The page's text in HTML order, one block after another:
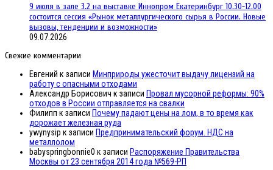
9 июля в зале 3.2 на выставке Иннопром Екатеринбург 10.30-12.00
состоится сессия «Рынок металлургического сырья в России. Новые
вызовы, тенденции и возможности»
09.07.2026
Свежие комментарии
Евгений к записи Минприроды ужесточит выдачу лицензий на
работу с опасными отходами
Александр Борисович к записи Провал мусорной реформы: 90%
отходов в России отправляется на свалки
Филипп к записи Почему падают цены на лом, в то время как
дорожает железная руда
ywynysip к записи Предпринимательский форум. НДС на
металлолом
babyspringbonnie0 к записи Распоряжение Правительства
Москвы от 23 сентября 2014 года №569-РП